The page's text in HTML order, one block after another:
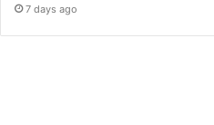
7 days ago